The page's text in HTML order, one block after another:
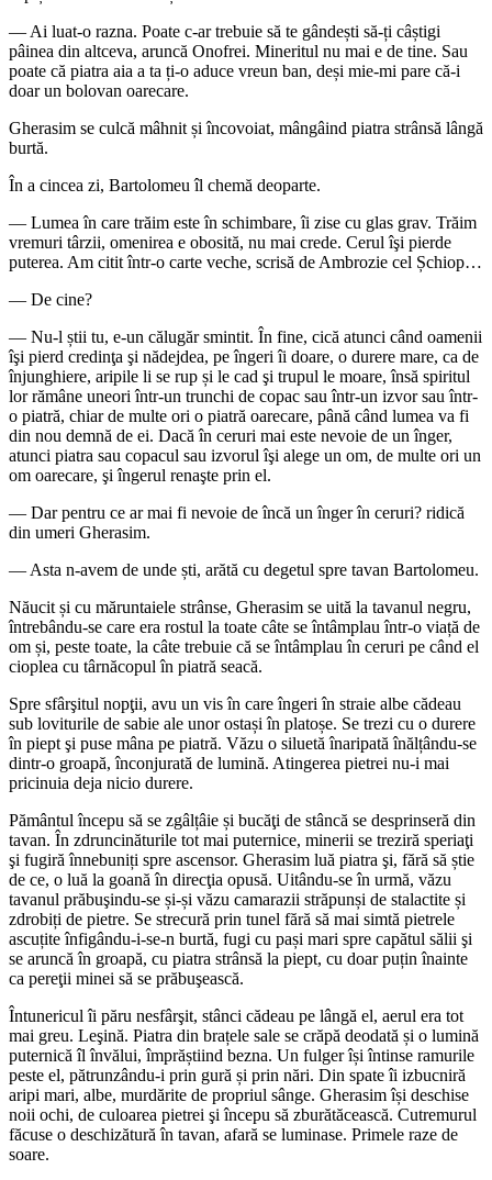
— Ai luat-o razna. Poate c-ar trebuie să te gândești să-ți câștigi
pâinea din altceva, aruncă Onofrei. Mineritul nu mai e de tine. Sau
poate că piatra aia a ta ți-o aduce vreun ban, deși mie-mi pare că-i
doar un bolovan oarecare.
Gherasim se culcă mâhnit și încovoiat, mângâind piatra strânsă lângă
burtă.
În a cincea zi, Bartolomeu îl chemă deoparte.
— Lumea în care trăim este în schimbare, îi zise cu glas grav. Trăim
vremuri târzii, omenirea e obosită, nu mai crede. Cerul îşi pierde
puterea. Am citit într-o carte veche, scrisă de Ambrozie cel Șchiop…
— De cine?
— Nu-l știi tu, e-un călugăr smintit. În fine, cică atunci când oamenii
îşi pierd credinţa şi nădejdea, pe îngeri îi doare, o durere mare, ca de
înjunghiere, aripile li se rup și le cad şi trupul le moare, însă spiritul
lor rămâne uneori într-un trunchi de copac sau într-un izvor sau într-
o piatră, chiar de multe ori o piatră oarecare, până când lumea va fi
din nou demnă de ei. Dacă în ceruri mai este nevoie de un înger,
atunci piatra sau copacul sau izvorul îşi alege un om, de multe ori un
om oarecare, şi îngerul renaşte prin el.
— Dar pentru ce ar mai fi nevoie de încă un înger în ceruri? ridică
din umeri Gherasim.
— Asta n-avem de unde ști, arătă cu degetul spre tavan Bartolomeu.
Năucit și cu măruntaiele strânse, Gherasim se uită la tavanul negru,
întrebându-se care era rostul la toate câte se întâmplau într-o viață de
om și, peste toate, la câte trebuie că se întâmplau în ceruri pe când el
cioplea cu târnăcopul în piatră seacă.
Spre sfârşitul nopţii, avu un vis în care îngeri în straie albe cădeau
sub loviturile de sabie ale unor ostași în platoșe. Se trezi cu o durere
în piept şi puse mâna pe piatră. Văzu o siluetă înaripată înălțându-se
dintr-o groapă, înconjurată de lumină. Atingerea pietrei nu-i mai
pricinuia deja nicio durere.
Pământul începu să se zgâlțâie și bucăţi de stâncă se desprinseră din
tavan. În zdruncinăturile tot mai puternice, minerii se treziră speriaţi
şi fugiră înnebuniți spre ascensor. Gherasim luă piatra şi, fără să știe
de ce, o luă la goană în direcţia opusă. Uitându-se în urmă, văzu
tavanul prăbuşindu-se și-și văzu camarazii străpunși de stalactite și
zdrobiți de pietre. Se strecură prin tunel fără să mai simtă pietrele
ascuțite înfigându-i-se-n burtă, fugi cu pași mari spre capătul sălii şi
se aruncă în groapă, cu piatra strânsă la piept, cu doar puțin înainte
ca pereţii minei să se prăbuşească.
Întunericul îi păru nesfârşit, stânci cădeau pe lângă el, aerul era tot
mai greu. Leşină. Piatra din brațele sale se crăpă deodată și o lumină
puternică îl învălui, împrăștiind bezna. Un fulger își întinse ramurile
peste el, pătrunzându-i prin gură și prin nări. Din spate îi izbucniră
aripi mari, albe, murdărite de propriul sânge. Gherasim își deschise
noii ochi, de culoarea pietrei şi începu să zburătăcească. Cutremurul
făcuse o deschizătură în tavan, afară se luminase. Primele raze de
soare.